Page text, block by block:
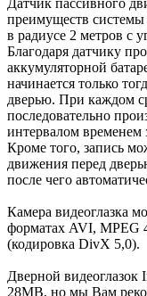
преимуществ системы
в радиусе 2 метров с
Благодаря датчику
аккумуляторной
начинается только
дверью. При каждом
последовательно
интервалом временем
Кроме того, запись
движения перед
после чего
Камера видеоглазка
форматах AVI, MPEG
(кодировка DivX 5,0).
Дверной
28MВ, но мы Вам